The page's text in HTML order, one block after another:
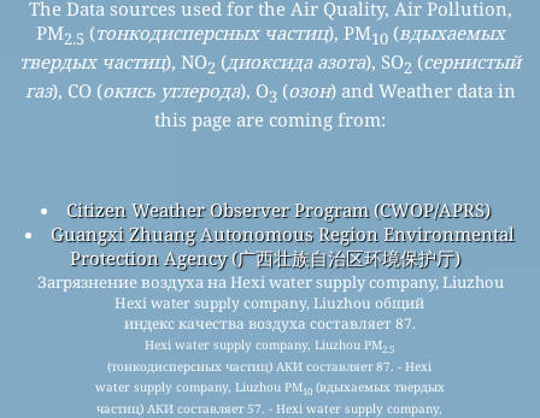
The Data sources used for the Air Quality, Air Pollution,
PM2.5 (тонкодисперсных частиц), PM10(вдыхаемых
твердых частиц), NO2 (диоксида азота), SO2 (сернистый
газ), CO (окись углерода), O3 (озон) and Weather data in
this page are coming from:
Citizen Weather Observer Program (CWOP/APRS)
Guangxi Zhuang Autonomous Region Environmental
Protection Agency (广西壮族自治区环境保护厅)
Загрязнение воздуха на Hexi water supply company, Liuzhou
Hexi water supply company, Liuzhou общий
индекс качества воздуха составляет 87.
Hexi water supply company, Liuzhou PM2.5
(тонкодисперсных частиц) АКИ составляет 87. - Hexi
water supply company, Liuzhou PM10(вдыхаемых твердых
частиц) АКИ составляет 57. - Hexi water supply company,